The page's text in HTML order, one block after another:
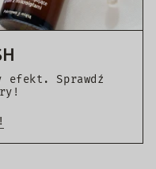
efekt. Sprawdź